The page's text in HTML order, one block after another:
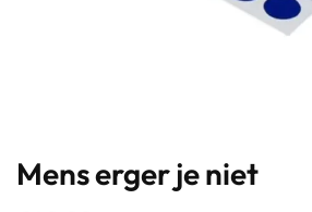
Mens erger je niet